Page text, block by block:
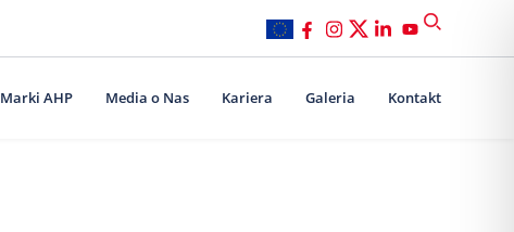
Marki AHP Media o Nas Kariera Galeria Kontakt